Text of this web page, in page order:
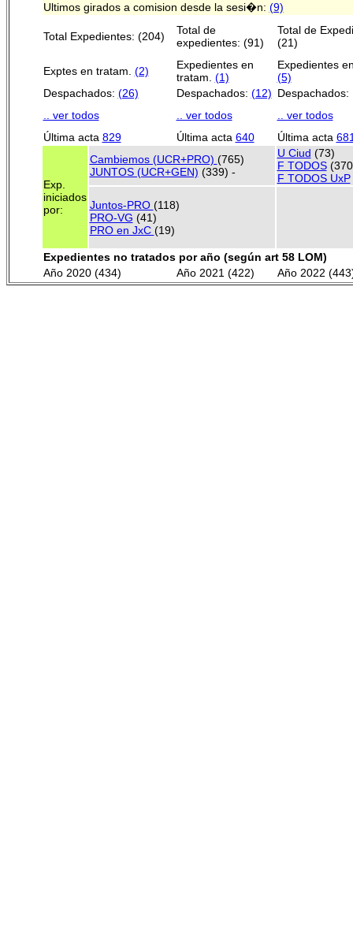
Ultimos girados a comision desde la sesi�n: (9)
Total Expedientes: (204)
Total de
expedientes: (91)
Total de
(21)
Exptes en tratam. (2)
Expedientes en
tratam. (1)
Expedientes
(5)
Despachados: (26) Despachados: (12) Despachados:
.. ver todos
.. ver todos
.. ver todos
Última acta 829 Última acta 640 Última acta
Exp.
iniciados
por:
Cambiemos (UCR+PRO) (765)
JUNTOS (UCR+GEN) (339) -
U Ciud (73)
F TODOS
F TODOS UxP
Juntos-PRO (118)
PRO-VG (41)
PRO en JxC (19)
Expedientes no tratados por año (según art 58 LOM)
Año 2020 (434)
Año 2021 (422) Año 2022